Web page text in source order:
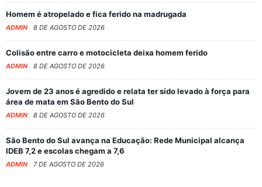
Homem é atropelado e fica ferido na madrugada
ADMIN 8 DE AGOSTO DE 2026
Colisão entre carro e motocicleta deixa homem ferido
ADMIN 8 DE AGOSTO DE 2026
Jovem de 23 anos é agredido e relata ter sido levado à força para
área de mata em São Bento do Sul
ADMIN 8 DE AGOSTO DE 2026
São Bento do Sul avança na Educação: Rede Municipal alcança
IDEB 7,2 e escolas chegam a 7,6
ADMIN 7 DE AGOSTO DE 2026